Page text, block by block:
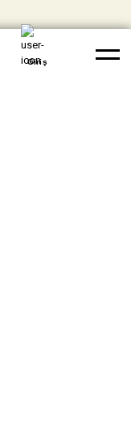
Whatsapp Yardım
Giriş